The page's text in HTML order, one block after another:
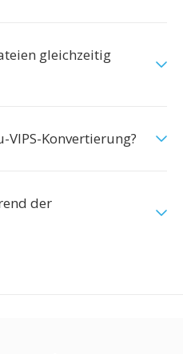
gleichzeitig
VIPS-Konvertierung?
der